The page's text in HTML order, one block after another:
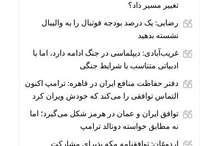
تغییر مسیر داد؟
رضایی: یک درصد بودجه فوتبال را به والیبال
نشسته بدهید
غریب‌آبادی: دیپلماسی در جنگ ادامه دارد، اما با
ادبیاتی متناسب با شرایط جنگی
دفتر حفاظت منافع ایران در قاهره: ترامپ اکنون
التماس توافقی را می‌کند که خودش ویران کرد
توافق ایران و عمان در هرمز شکل می‌گیرد؛ اما
نه مطابق خواسته دونالد ترامپ
اردوغان: توافقنامه مکه پذیرای مشارکت